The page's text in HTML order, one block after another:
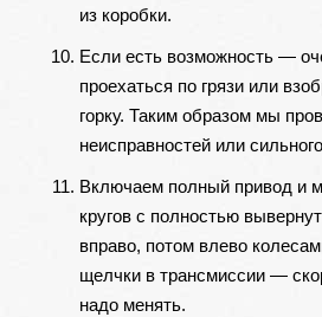
из коробки.
Если есть возможность —
проехаться по грязи или
горку. Таким образом мы
неисправностей или
Включаем полный привод и
кругов с полностью
вправо, потом влево
щелчки в трансмиссии —
надо менять.